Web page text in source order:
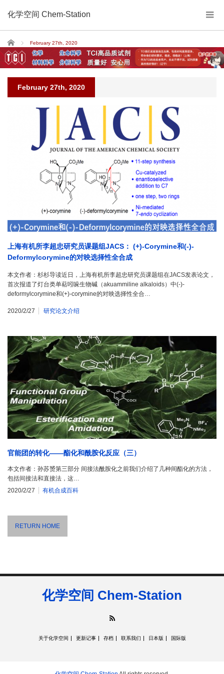
化学空间 Chem-Station
Home February 27th, 2020
February 27th, 2020
上海有机所李超忠研究员课题组JACS： (+)-Corymine和(-)-
Deformylcorymine的对映选择性全合成
本文作者：杉杉导读近日，上海有机所李超忠研究员课题组在JACS发表论文，
首次报道了灯台类单萜吲哚生物碱（akuammiline alkaloids）中(-)-
deformylcorymine和(+)-corymine的对映选择性全合…
2020/2/27 研究论文介绍
官能团的转化——酯化和酰胺化反应（三）
本文作者：孙苏赟第三部分 间接法酰胺化之前我们介绍了几种间酯化的方法，
包括间接法和直接法，这…
2020/2/27
有机合成百科
RETURN HOME
化学空间 Chem-Station
关于化学空间 更新记事 存档 联系我们 日本版 国际版